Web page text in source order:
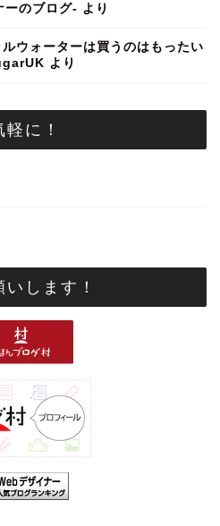
ーのブログ- より
ルウォーターは買うのはもったい
より
に！
します！